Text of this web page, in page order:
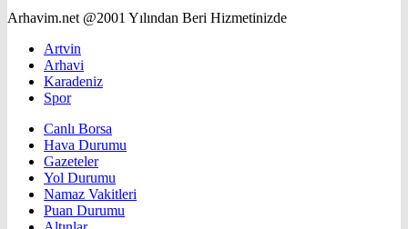
Arhavim.net @2001 Yılından Beri Hizmetinizde
Artvin
Arhavi
Karadeniz
Spor
Canlı Borsa
Hava Durumu
Gazeteler
Yol Durumu
Namaz Vakitleri
Puan Durumu